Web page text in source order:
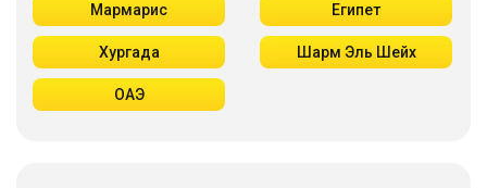
Мармарис Египет
Хургада Шарм Эль Шейх
ОАЭ